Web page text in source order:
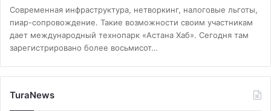
Современная инфраструктура, нетворкинг, налоговые льготы,
пиар-сопровождение. Такие возможности своим участникам
дает международный технопарк «Астана Хаб». Сегодня там
зарегистрировано более восьмисот…
TuraNews